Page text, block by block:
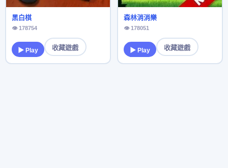
黑白棋
👁 178754
▶ Play 收藏遊戲
森林消消樂
👁 178051
▶ Play 收藏遊戲